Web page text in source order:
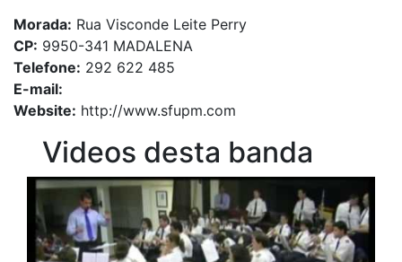
Morada: Rua Visconde Leite Perry
CP: 9950-341 MADALENA
Telefone: 292 622 485
E-mail:
Website: http://www.sfupm.com
Videos desta banda